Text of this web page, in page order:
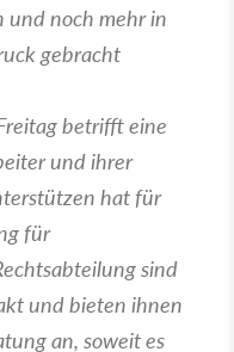
und noch mehr in
gebracht
betrifft eine
und ihrer
hat für
für
sind
und bieten ihnen
an, soweit es